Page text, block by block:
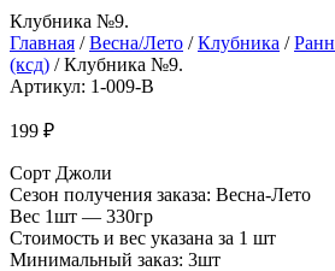
Клубника №9.
Главная /Весна/Лето /Клубника /
(ксд) / Клубника №9.
Артикул: 1-009-В
199 ₽
Сорт Джоли
Сезон получения заказа: Весна-Лето
Вес 1шт — 330гр
Стоимость и вес указана за 1 шт
Минимальный заказ: 3шт